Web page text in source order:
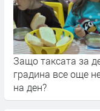
Защо таксата за
градина все още
на ден?